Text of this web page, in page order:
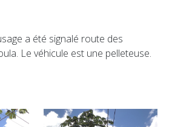
a été signalé route des
Le véhicule est une pelleteuse.